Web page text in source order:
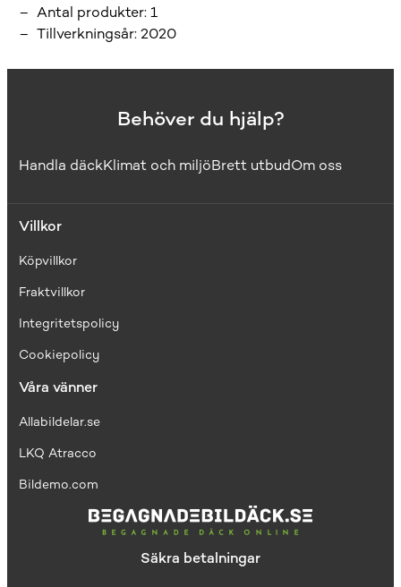
Antal produkter:1
Tillverkningsår:2020
Behöver du hjälp?
Handla däckKlimat och miljöBrett utbudOm oss
Villkor
Köpvillkor
Fraktvillkor
Integritetspolicy
Cookiepolicy
Våra vänner
Allabildelar.se
LKQ Atracco
Bildemo.com
Säkra betalningar